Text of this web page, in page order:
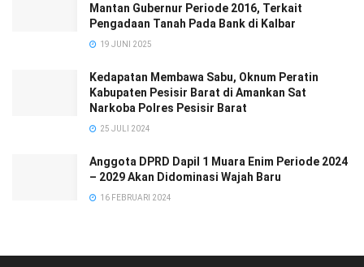
Mantan Gubernur Periode 2016, Terkait
Pengadaan Tanah Pada Bank di Kalbar
19 JUNI 2025
Kedapatan Membawa Sabu, Oknum Peratin
Kabupaten Pesisir Barat di Amankan Sat
Narkoba Polres Pesisir Barat
25 JULI 2024
Anggota DPRD Dapil 1 Muara Enim Periode 2024
– 2029 Akan Didominasi Wajah Baru
16 FEBRUARI 2024